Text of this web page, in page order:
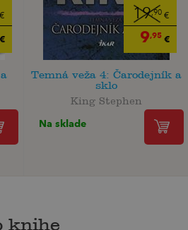
€
19,90€
9,95€
Temná veža 4: Čarodejník a
sklo
King Stephen
Na sklade
knihe